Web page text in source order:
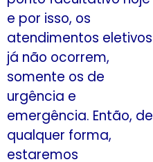
e por isso, os
atendimentos eletivos
já não ocorrem,
somente os de
urgência e
emergência. Então, de
qualquer forma,
estaremos